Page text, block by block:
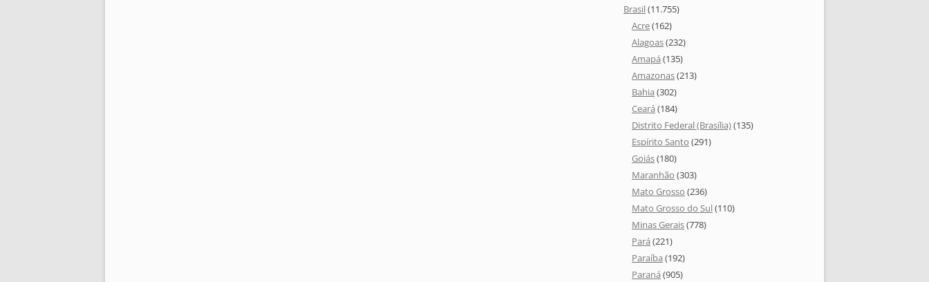
Brasil(11.755)
Acre(162)
Alagoas(232)
Amapá (135)
Amazonas(213)
Bahia (302)
Ceará (184)
Distrito Federal (Brasília)(135)
Espírito Santo (291)
Goiás(180)
Maranhão (303)
Mato Grosso (236)
Mato Grosso do Sul(110)
Minas Gerais(778)
Pará (221)
Paraíba (192)
Paraná (905)